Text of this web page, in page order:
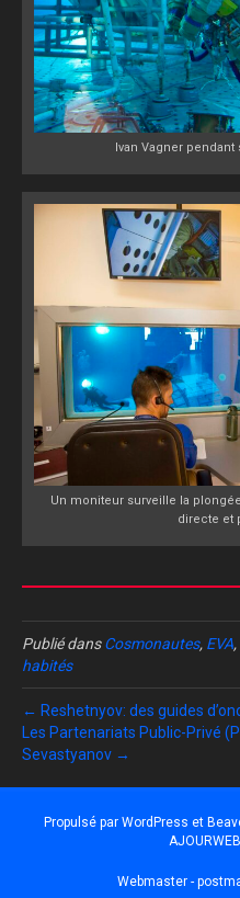
Ivan Vagner
Un moniteur surveille la
directe et
Publié dansCosmonautes, EVA,
habités
← Reshetnyov: des guides
Les Partenariats Public-Privé
Sevastyanov →
Propulsé par WordPress et
Webmaster -